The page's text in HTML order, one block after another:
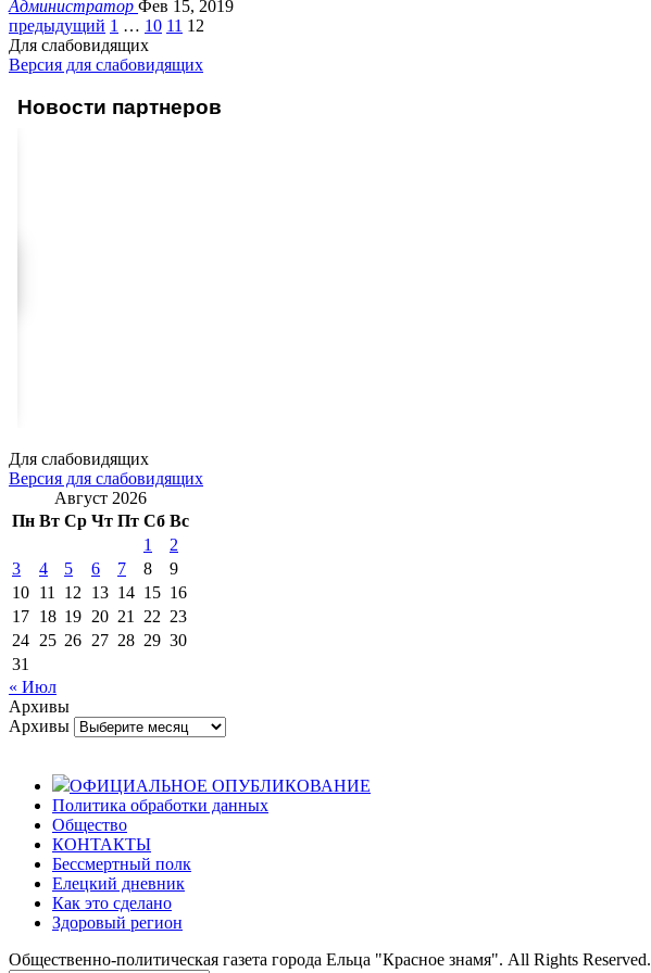
Администратор Фев 15, 2019
предыдущий 1 … 10 11 12
Для слабовидящих
Версия для слабовидящих
Новости партнеров
Для слабовидящих
Версия для слабовидящих
Август 2026
Пн Вт Ср Чт Пт Сб Вс
1
2
3
4 5 6 7 8
9
10 11 12 13 14 15 16
17 18 19 20 21 22 23
24 25 26 27 28 29 30
31
« Июл
Архивы
Архивы
ОФИЦИАЛЬНОЕ ОПУБЛИКОВАНИЕ
Политика обработки данных
Общество
КОНТАКТЫ
Бессмертный полк
Елецкий дневник
Как это сделано
Здоровый регион
Общественно-политическая газета города Ельца "Красное знамя". All Rights Reserved.